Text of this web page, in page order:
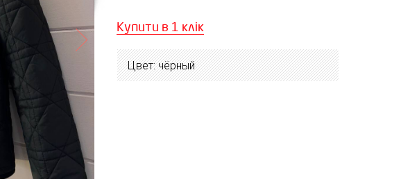
Купити в 1 клік
Цвет: чёрный